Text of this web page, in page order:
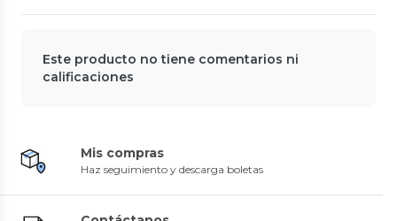
Este producto no tiene comentarios ni
calificaciones
Mis compras
Haz seguimiento y descarga boletas